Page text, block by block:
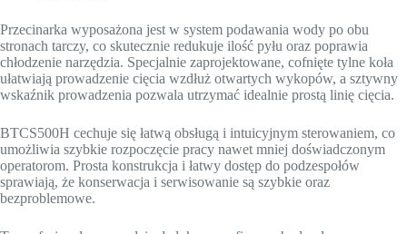
Przecinarka wyposażona jest w system podawania wody po obu
stronach tarczy, co skutecznie redukuje ilość pyłu oraz poprawia
chłodzenie narzędzia. Specjalnie zaprojektowane, cofnięte tylne koła
ułatwiają prowadzenie cięcia wzdłuż otwartych wykopów, a sztywny
wskaźnik prowadzenia pozwala utrzymać idealnie prostą linię cięcia.
BTCS500H cechuje się łatwą obsługą i intuicyjnym sterowaniem, co
umożliwia szybkie rozpoczęcie pracy nawet mniej doświadczonym
operatorom. Prosta konstrukcja i łatwy dostęp do podzespołów
sprawiają, że konserwacja i serwisowanie są szybkie oraz
bezproblemowe.